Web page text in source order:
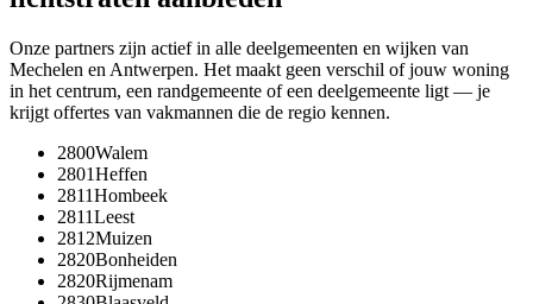
Onze partners zijn actief in alle deelgemeenten en wijken van
Mechelen en Antwerpen. Het maakt geen verschil of jouw woning
in het centrum, een randgemeente of een deelgemeente ligt — je
krijgt offertes van vakmannen die de regio kennen.
2800Walem
2801Heffen
2811Hombeek
2811Leest
2812Muizen
2820Bonheiden
2820Rijmenam